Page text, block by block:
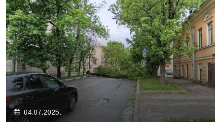
04.07.2025.